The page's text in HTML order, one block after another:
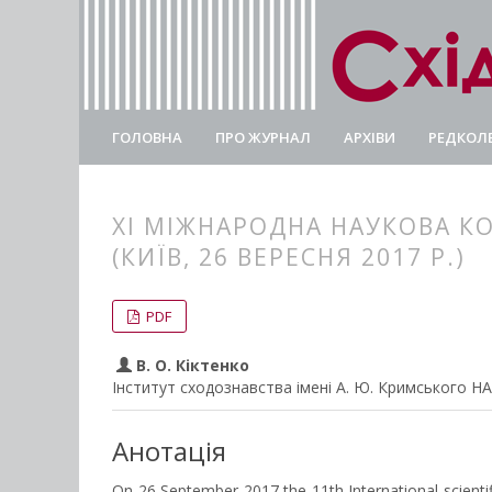
ГОЛОВНА ПРО ЖУРНАЛ АРХІВИ
ХІ МІЖНАРОДНА НАУКОВА
(КИЇВ, 26 ВЕРЕСНЯ 2017 Р.)
PDF
В. О. Кіктенко
Інститут сходознавства імені А. Ю. Кримського
Анотація